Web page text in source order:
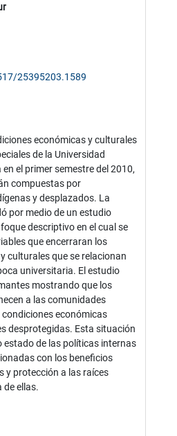
25395203.1589
económicas y culturales
de la Universidad
el primer semestre del 2010,
compuestas por
y desplazados. La
por medio de un estudio
descriptivo en el cual se
que encerraran los
culturales que se relacionan
universitaria. El estudio
mostrando que los
a las comunidades
económicas
desprotegidas. Esta situación
estado de las políticas internas
con los beneficios
y protección a las raíces
de ellas.